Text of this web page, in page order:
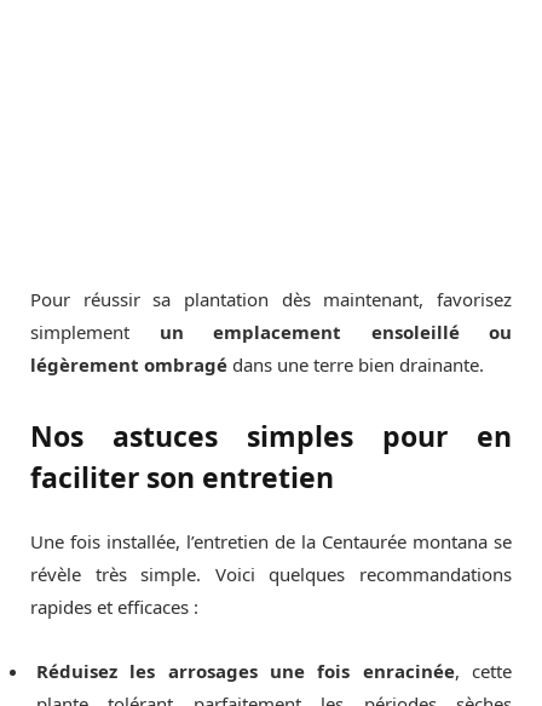
Pour réussir sa plantation dès maintenant, favorisez
simplement un emplacement ensoleillé ou
légèrement ombragé dans une terre bien drainante.
Nos astuces simples pour en
faciliter son entretien
Une fois installée, l’entretien de la Centaurée montana se
révèle très simple. Voici quelques recommandations
rapides et efficaces :
Réduisez les arrosages une fois enracinée, cette